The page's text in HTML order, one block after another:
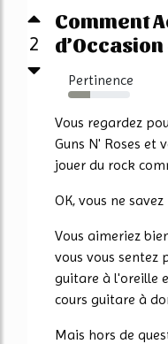
2
Comment
Pertinence
35%
Vous regardez
Guns N' Roses et
jouer du rock
OK, vous ne
Vous aimeriez
vous vous
guitare à l'oreille
cours guitare à
Mais hors de